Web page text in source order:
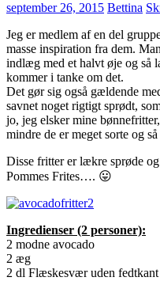
september 26, 2015 Bettina
Jeg er medlem af en del
masse inspiration fra dem.
indlæg med et halvt øje og så
kommer i tanke om det.
Det gør sig også gældende
savnet noget rigtigt sprødt,
jo, jeg elsker mine
mindre de er meget sorte og
Disse fritter er lækre sprøde
Pommes Frites…. 😛
Ingredienser (2 personer):
2 modne avocado
2 æg
2 dl Flæskesvær uden fedtkant